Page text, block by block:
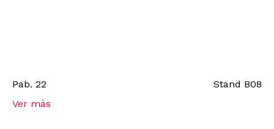
Pab. 22 Stand B08
Ver más